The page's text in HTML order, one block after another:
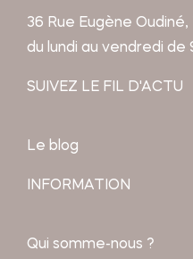
36 Rue Eugène Oudiné,
du lundi au vendredi de
SUIVEZ LE FIL D'ACTU
Le blog
INFORMATION
Qui somme-nous ?